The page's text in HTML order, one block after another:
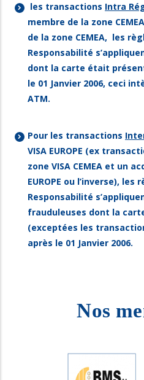
les transactions Intra
membre de la zone
de la zone CEMEA, les
Responsabilité
dont la carte était
le 01 Janvier 2006, ceci
ATM.
Pour les transactions
VISA EUROPE (ex
zone VISA CEMEA et un
EUROPE ou l’inverse),
Responsabilité
frauduleuses dont la
(exceptées les
après le 01 Janvier 2006.
Nos